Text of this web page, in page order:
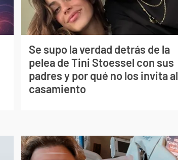
Se supo la verdad detrás de la
pelea de Tini Stoessel con sus
padres y por qué no los invita al
casamiento